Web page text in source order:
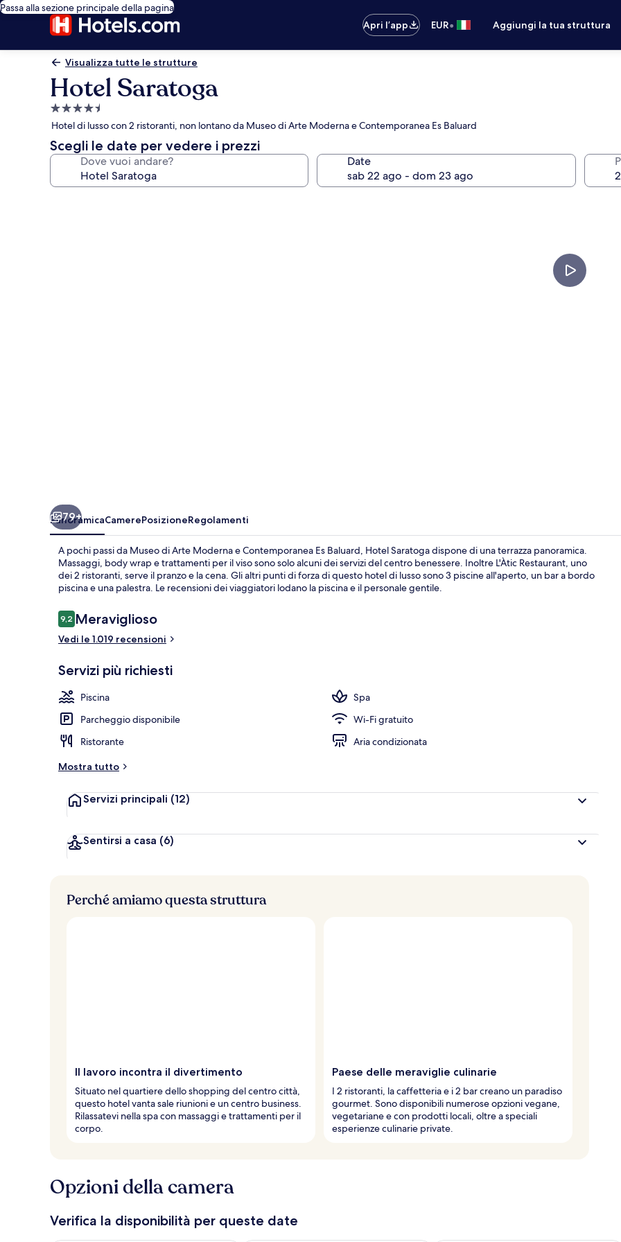
Passa alla sezione principale della pagina
Apri l’app
EUR• Aggiungi la tua struttura
Visualizza tutte le strutture
Hotel Saratoga
Struttura
a
4.5
stelle
Hotel di lusso con 2 ristoranti, non lontano da Museo di Arte Moderna e Contemporanea Es Baluard
Scegli le date per vedere i prezzi
Dove vuoi andare? Date
79+
PanoramicaCamerePosizioneRegolamenti
A pochi passi da Museo di Arte Moderna e Contemporanea Es Baluard, Hotel Saratoga dispone di una terrazza panoramica.
Massaggi, body wrap e trattamenti per il viso sono solo alcuni dei servizi del centro benessere. Inoltre L'Àtic Restaurant, uno
dei 2 ristoranti, serve il pranzo e la cena. Gli altri punti di forza di questo hotel di lusso sono 3 piscine all'aperto, un bar a bordo
piscina e una palestra. Le recensioni dei viaggiatori lodano la piscina e il personale gentile.
Recensioni
9,29,2 su 10
Meraviglioso
Vedi le 1.019 recensioni
Servizi più richiesti
Piscina
Spa
Parcheggio disponibile
Wi-Fi gratuito
Ristorante
Aria condizionata
Mostra tutto
Servizi principali (12)
Sentirsi a casa (6)
Perché amiamo questa struttura
Il lavoro incontra il divertimento
Situato nel quartiere dello shopping del centro città,
questo hotel vanta sale riunioni e un centro business.
Rilassatevi nella spa con massaggi e trattamenti per il
corpo.
Paese delle meraviglie culinarie
I 2 ristoranti, la caffetteria e i 2 bar creano un paradiso
gourmet. Sono disponibili numerose opzioni vegane,
vegetariane e con prodotti locali, oltre a speciali
esperienze culinarie private.
Opzioni della camera
Verifica la disponibilità per queste date